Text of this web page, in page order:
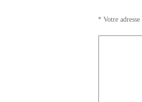
Votre
*